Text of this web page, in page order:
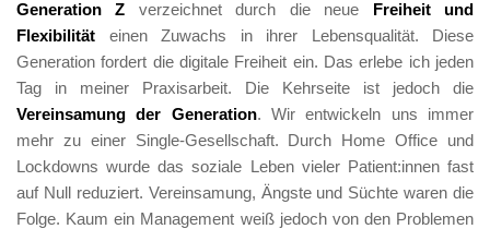
Generation Z verzeichnet durch die neue
Freiheit und
Flexibilität einen Zuwachs in ihrer Lebensqualität. Diese
Generation fordert die digitale Freiheit ein. Das erlebe ich jeden
Vereinsamung der Generation. Wir entwickeln uns immer
mehr zu einer Single-Gesellschaft. Durch Home Office und
Lockdowns wurde das soziale Leben vieler Patient:innen fast
auf Null reduziert. Vereinsamung, Ängste und Süchte waren die
Folge. Kaum ein Management weiß jedoch von den Problemen